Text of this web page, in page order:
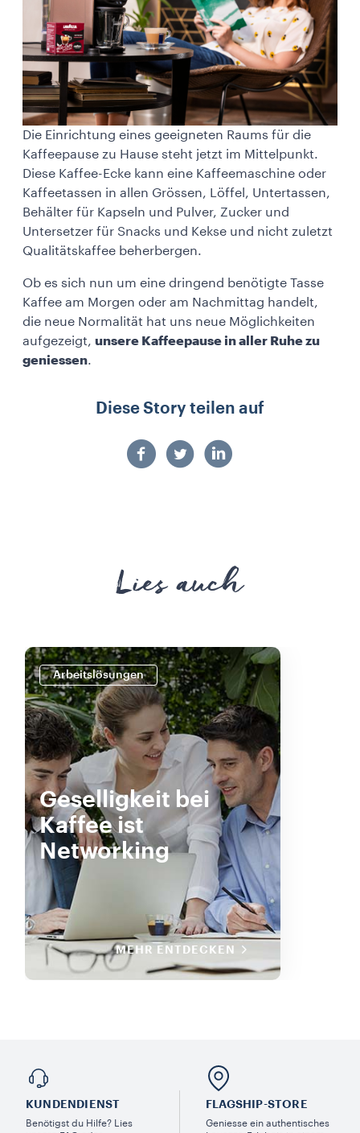
Die Einrichtung eines geeigneten Raums für die
Kaffeepause zu Hause steht jetzt im Mittelpunkt.
Diese Kaffee-Ecke kann eine Kaffeemaschine oder
Kaffeetassen in allen Grössen, Löffel, Untertassen,
Behälter für Kapseln und Pulver, Zucker und
Untersetzer für Snacks und Kekse und nicht zuletzt
Qualitätskaffee beherbergen.
Ob es sich nun um eine dringend benötigte Tasse
Kaffee am Morgen oder am Nachmittag handelt,
die neue Normalität hat uns neue Möglichkeiten
aufgezeigt, unsere Kaffeepause in aller Ruhe zu
geniessen.
Diese Story teilen auf
Lies auch
Arbeitslösungen
Geselligkeit bei
Kaffee ist
Networking
MEHR ENTDECKEN
KUNDENDIENST
Benötigst du Hilfe? Lies
FLAGSHIP-STORE
Geniesse ein authentisches